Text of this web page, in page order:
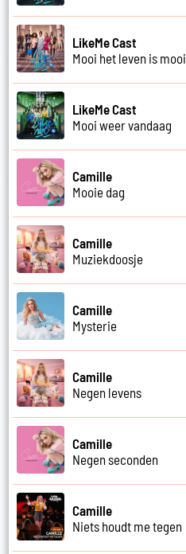
LikeMe Cast
Mooi het leven is mooi
LikeMe Cast
Mooi weer vandaag
Camille
Mooie dag
Camille
Muziekdoosje
Camille
Mysterie
Camille
Negen levens
Camille
Negen seconden
Camille
Niets houdt me tegen